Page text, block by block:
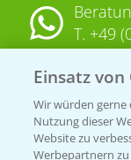
T. +49
KONTAKT
Hilfe in
Einsatz von
Wir würden
Nutzung dieser
Website zu
Werbepartnern